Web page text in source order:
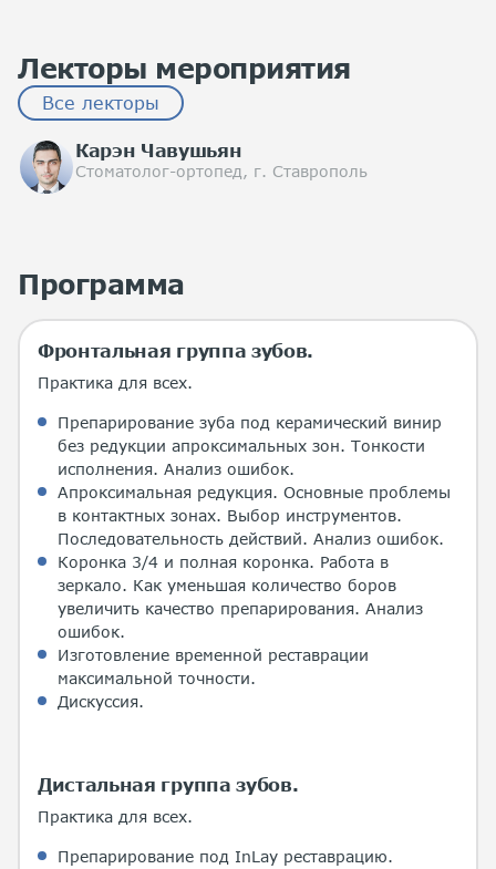
Лекторы мероприятия
Все лекторы
Карэн Чавушьян
Стоматолог-ортопед, г. Ставрополь
Программа
Фронтальная группа зубов.
Практика для всех.
Препарирование зуба под керамический винир
без редукции апроксимальных зон. Тонкости
исполнения. Анализ ошибок.
Апроксимальная редукция. Основные проблемы
в контактных зонах. Выбор инструментов.
Последовательность действий. Анализ ошибок.
Коронка 3/4 и полная коронка. Работа в
зеркало. Как уменьшая количество боров
увеличить качество препарирования. Анализ
ошибок.
Изготовление временной реставрации
максимальной точности.
Дискуссия.
Дистальная группа зубов.
Практика для всех.
Препарирование под InLay реставрацию.